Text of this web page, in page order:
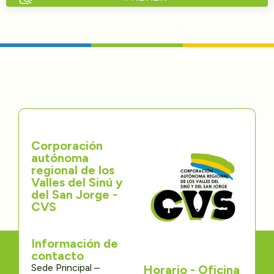
Transparencia
Participa
Trámites y Servicios
Contáctenos
Corporación
autónoma
regional de los
Valles del Sinú y
del San Jorge -
CVS
Información de
contacto
Sede Principal – Horario - Oficina